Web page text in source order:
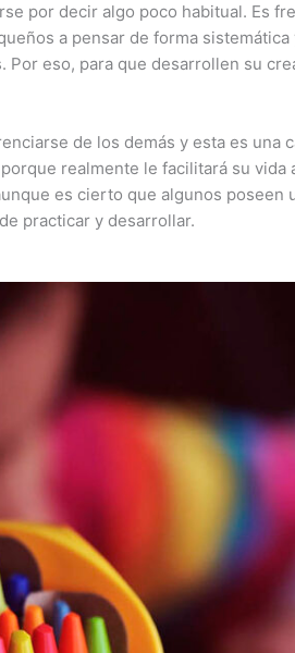
por decir algo poco habitual. Es
a pensar de forma
Por eso, para que desarrollen su
de los demás y esta es una
realmente le facilitará su
es cierto que algunos poseen
practicar y desarrollar.